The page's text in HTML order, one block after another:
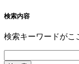
検索内容
検索キーワードがこ